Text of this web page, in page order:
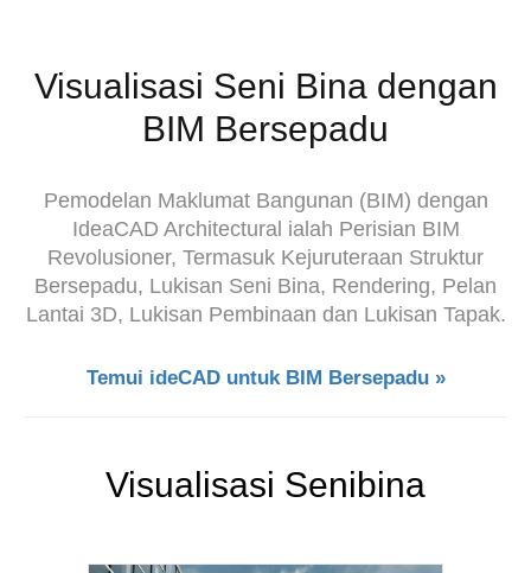
Visualisasi Seni Bina dengan
BIM Bersepadu
Pemodelan Maklumat Bangunan (BIM) dengan
IdeaCAD Architectural ialah Perisian BIM
Revolusioner, Termasuk Kejuruteraan Struktur
Bersepadu, Lukisan Seni Bina, Rendering, Pelan
Lantai 3D, Lukisan Pembinaan dan Lukisan Tapak.
Temui ideCAD untuk BIM Bersepadu »
Visualisasi Senibina